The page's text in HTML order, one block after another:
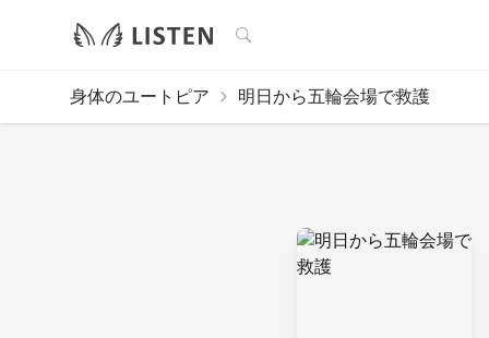
検索
身体のユートピア 明日から五輪会場で救護